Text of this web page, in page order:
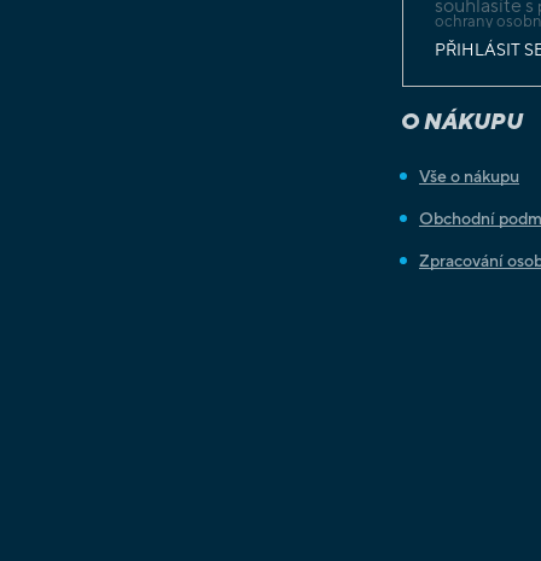
souhlasíte s
ochrany
PŘIHLÁSIT
O NÁKUPU
Vše o nákupu
Obchodní
Zpracování